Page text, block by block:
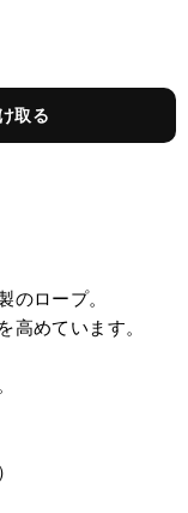
取る
のロープ。
高めています。